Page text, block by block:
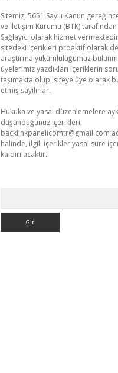
Sitemiz, 5651 Sayılı Kanun
ve İletişim Kurumu (BTK)
Sağlayıcı olarak hizmet
sitedeki içerikleri proaktif olarak
araştırma yükümlülüğümüz
üyelerimiz yazdıkları içeriklerin
taşımakta olup, siteye üye olarak
etmiş sayılırlar.
Hukuka ve yasal düzenlemelere
düşündüğünüz içerikleri,
backlinkpanelicomtr@gmail.com
halinde, ilgili içerikler yasal süre
kaldırılacaktır.